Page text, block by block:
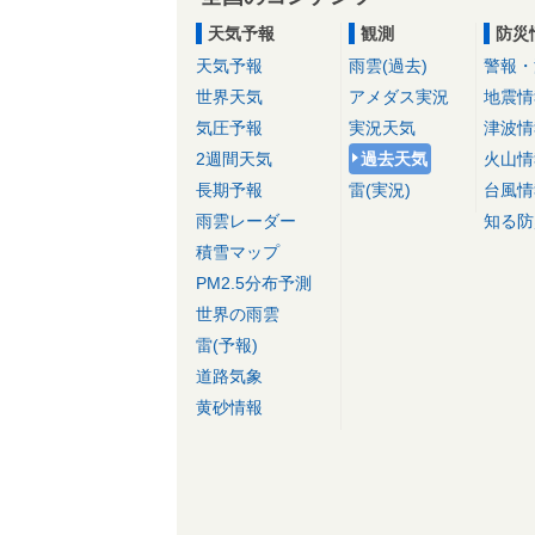
天気予報
天気予報
世界天気
気圧予報
2週間天気
長期予報
雨雲レーダー
積雪マップ
PM2.5分布予測
世界の雨雲
雷(予報)
道路気象
黄砂情報
観測
雨雲(過去)
アメダス実況
実況天気
過去天気
雷(実況)
防災
警報
地震
津波
火山
台風
知る